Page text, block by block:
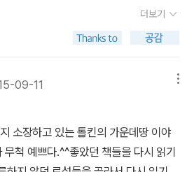
로는 목숨을 위협받고, 때로는 배고픔과
와프들과 갈등하고, 때로는 자기자신의
것이 수십번이지만, 빌보는 모험을 중
넘으면 더 큰 어려움이 찾아오지만, 시
피하기보다 맞서싸우는데 익숙해지
다. <호빗>은 총 19장의 챕터로 되
정>은 이중 챕터 6장까지를, <호빗:스
지를 다뤘다. 영화의 기준으로 말하자
나가던 소년이었고,성바오로출판사에
다.어쩐 일인지 성바오로출판사에서는
었는데,그곳에서 나는 호빗과 나니아
있었고, 특히 나니아연대기는 몇 번이
다. 호빗이라는 책의 질감을 아직도 기
으며, 펼칠때마다 기분좋은 내음이 스며
려진 호빗은 끔찍하게 못생겨서 아마
않았던 큰 이유가 그 삽화 때문이었을
더보기
09-11
소장하고 있는 톨킨의 가운데땅 이야
척 예쁘다.^^좋았던 책들을 다시 읽기